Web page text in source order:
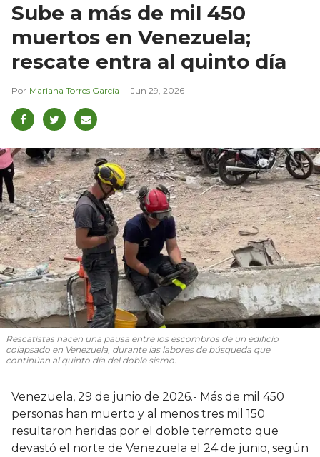
Sube a más de mil 450
muertos en Venezuela;
rescate entra al quinto día
Mariana Torres García Jun 29, 2026
Rescatistas hacen una pausa entre los escombros de un edificio
colapsado en Venezuela, durante las labores de búsqueda que
continúan al quinto día del doble sismo.
Venezuela, 29 de junio de 2026.- Más de mil 450
personas han muerto y al menos tres mil 150
resultaron heridas por el doble terremoto que
devastó el norte de Venezuela el 24 de junio, según